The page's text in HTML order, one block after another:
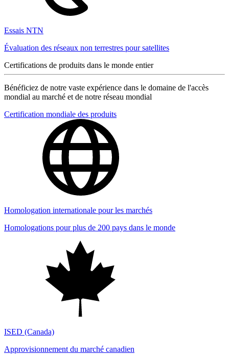
Essais NTN
Évaluation des réseaux non terrestres pour satellites
Certifications de produits dans le monde entier
Bénéficiez de notre vaste expérience dans le domaine de l'accès
mondial au marché et de notre réseau mondial
Certification mondiale des produits
Homologation internationale pour les marchés
Homologations pour plus de 200 pays dans le monde
ISED (Canada)
Approvisionnement du marché canadien